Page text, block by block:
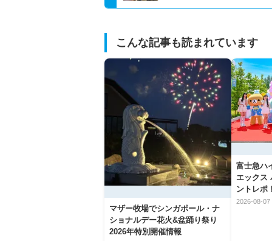
こんな記事も読まれています
マザー牧場でシンガポール・ナ
ショナルデー花火&盆踊り祭り
2026年特別開催情報
富士急ハ
エックス
ントレポ！
2026-08-07